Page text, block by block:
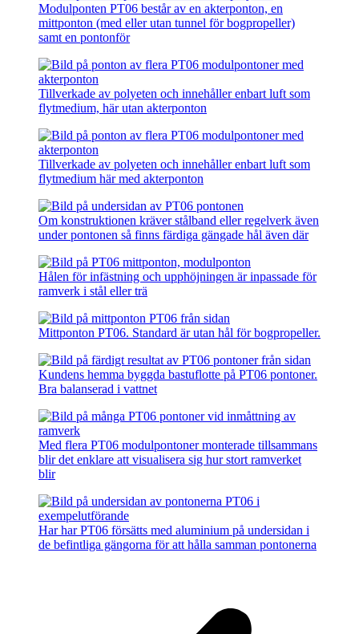
Modulponten PT06 består av en akterponton, en
mittponton (med eller utan tunnel för bogpropeller)
samt en pontonför
Tillverkade av polyeten och innehåller enbart luft som
flytmedium, här utan akterponton
Tillverkade av polyeten och innehåller enbart luft som
flytmedium här med akterponton
Om konstruktionen kräver stålband eller regelverk även
under pontonen så finns färdiga gängade hål även där
Hålen för infästning och upphöjningen är inpassade för
ramverk i stål eller trä
Mittponton PT06. Standard är utan hål för bogpropeller.
Kundens hemma byggda bastuflotte på PT06 pontoner.
Bra balanserad i vattnet
Med flera PT06 modulpontoner monterade tillsammans
blir det enklare att visualisera sig hur stort ramverket
blir
Har har PT06 försätts med aluminium på undersidan i
de befintliga gängorna för att hålla samman pontonerna